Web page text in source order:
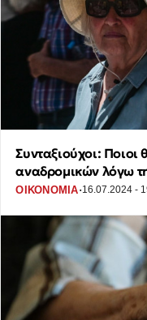
Συνταξιούχοι: Ποιοι
αναδρομικών λόγω
ΟΙΚΟΝΟΜΙΑ·16.07.2024 -